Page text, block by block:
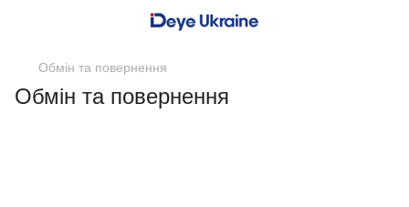
Обмін та повернення
Обмін та повернення